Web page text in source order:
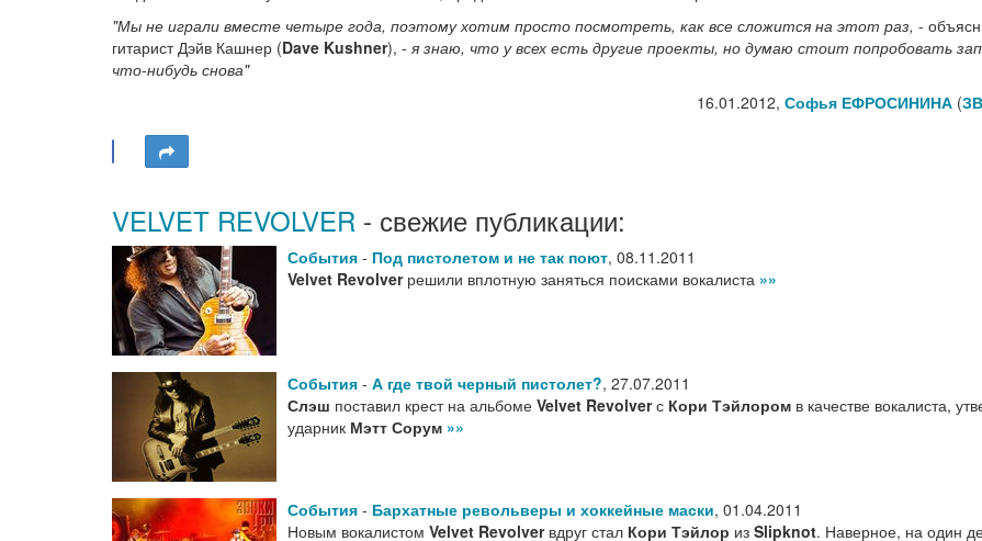
"Мы не играли вместе четыре года, поэтому хотим просто посмотреть, как все сложится на этот раз, -
гитарист Дэйв Кашнер (Dave Kushner), - я знаю, что у всех есть другие проекты, но думаю стоит попробовать
что-нибудь снова"
16.01.2012, Софья ЕФРОСИНИНА(
VELVET REVOLVER - свежие публикации:
События - Под пистолетом и не так поют, 08.11.2011
Velvet Revolverрешили вплотную заняться поисками вокалиста »»
События - А где твой черный пистолет?, 27.07.2011
Слэш поставил крест на альбоме Velvet Revolverс Кори Тэйлором в качестве вокалиста,
ударник Мэтт Сорум »»
События - Бархатные револьверы и хоккейные маски, 01.04.2011
Новым вокалистом Velvet Revolverвдруг стал Кори Тэйлор из Slipknot. Наверное, на один